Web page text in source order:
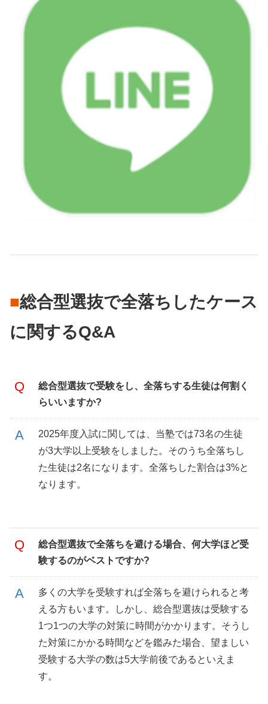
■総合型選抜で全落ちしたケース
に関するQ&A
総合型選抜で受験をし、全落ちする生徒は何割く
らいいますか?
2025年度入試に関しては、当塾では73名の生徒
が3大学以上受験をしました。そのうち全落ちし
た生徒は2名になります。全落ちした割合は3%と
なります。
総合型選抜で全落ちを避ける場合、何大学ほど受
験するのがベストですか?
多くの大学を受験すれば全落ちを避けられると考
える方もいます。しかし、総合型選抜は受験する
1つ1つの大学の対策に時間がかかります。そうし
た対策にかかる時間などを鑑みた場合、望ましい
受験する大学の数は5大学前後であるといえま
す。